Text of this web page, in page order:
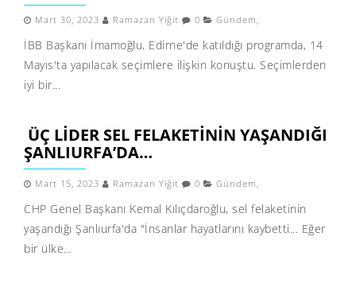
Mart 30, 2023 Ramazan Yiğit 0 Gündem ,
İBB Başkanı İmamoğlu, Edirne'de katıldığı programda, 14
Mayıs'ta yapılacak seçimlere ilişkin konuştu. Seçimlerden
iyi bir...
ÜÇ LIDER SEL FELAKETININ YAŞANDIĞI
ŞANLIURFA’DA…
Mart 15, 2023 Ramazan Yiğit 0 Gündem ,
CHP Genel Başkanı Kemal Kılıçdaroğlu, sel felaketinin
yaşandığı Şanlıurfa'da "İnsanlar hayatlarını kaybetti... Eğer
bir ülke...